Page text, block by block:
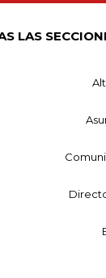
LAS